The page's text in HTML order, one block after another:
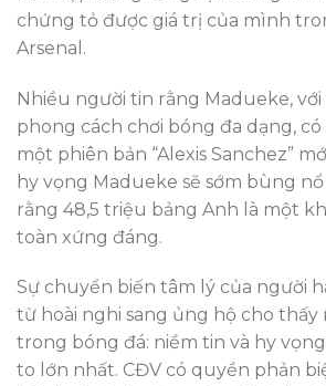
chứng tỏ được giá trị của mình
Arsenal.
Nhiều người tin rằng Madueke,
phong cách chơi bóng đa dạng,
một phiên bản “Alexis Sanchez”
hy vọng Madueke sẽ sớm bùng
rằng 48,5 triệu bảng Anh là một
toàn xứng đáng.
Sự chuyển biến tâm lý của người
từ hoài nghi sang ủng hộ cho thấy
trong bóng đá: niềm tin và hy
to lớn nhất. CĐV có quyền phản